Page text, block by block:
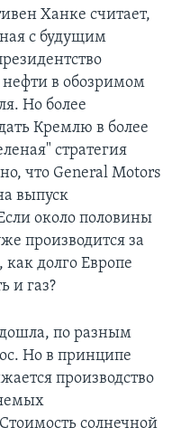
Ханке считает,
с будущим
в обозримом
Но более
Кремлю в более
стратегия
что General Motors
выпуск
около половины
производится за
как долго Европе
и газ?
по разным
Но в принципе
производство
солнечной